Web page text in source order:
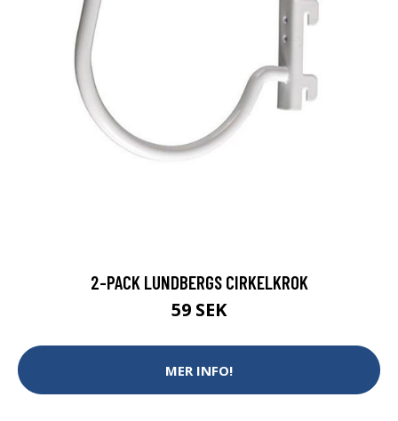
2-PACK LUNDBERGS CIRKELKROK
59 SEK
MER INFO!